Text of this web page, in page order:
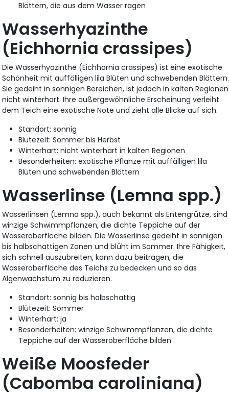
Blättern, die aus dem Wasser ragen
Wasserhyazinthe
(Eichhornia crassipes)
Die Wasserhyazinthe (Eichhornia crassipes) ist eine exotische
Schönheit mit auffälligen lila Blüten und schwebenden Blättern.
Sie gedeiht in sonnigen Bereichen, ist jedoch in kalten Regionen
nicht winterhart. Ihre außergewöhnliche Erscheinung verleiht
dem Teich eine exotische Note und zieht alle Blicke auf sich.
Standort: sonnig
Blütezeit: Sommer bis Herbst
Winterhart: nicht winterhart in kalten Regionen
Besonderheiten: exotische Pflanze mit auffälligen lila
Blüten und schwebenden Blättern
Wasserlinse (Lemna spp.)
Wasserlinsen (Lemna spp.), auch bekannt als Entengrütze, sind
winzige Schwimmpflanzen, die dichte Teppiche auf der
Wasseroberfläche bilden. Die Wasserlinse gedeiht in sonnigen
bis halbschattigen Zonen und blüht im Sommer. Ihre Fähigkeit,
sich schnell auszubreiten, kann dazu beitragen, die
Wasseroberfläche des Teichs zu bedecken und so das
Algenwachstum zu reduzieren.
Standort: sonnig bis halbschattig
Blütezeit: Sommer
Winterhart: ja
Besonderheiten: winzige Schwimmpflanzen, die dichte
Teppiche auf der Wasseroberfläche bilden
Weiße Moosfeder
(Cabomba caroliniana)